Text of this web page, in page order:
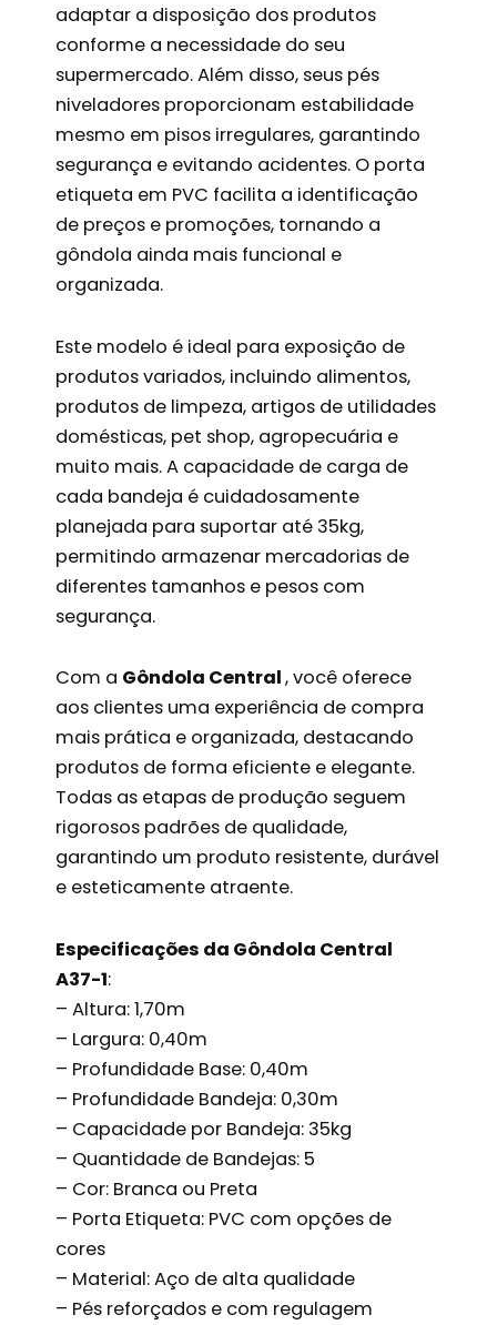
adaptar a disposição dos produtos
conforme a necessidade do seu
supermercado. Além disso, seus pés
niveladores proporcionam estabilidade
mesmo em pisos irregulares, garantindo
segurança e evitando acidentes. O porta
etiqueta em PVC facilita a identificação
de preços e promoções, tornando a
gôndola ainda mais funcional e
organizada.
Este modelo é ideal para exposição de
produtos variados, incluindo alimentos,
produtos de limpeza, artigos de utilidades
domésticas, pet shop, agropecuária e
muito mais. A capacidade de carga de
cada bandeja é cuidadosamente
planejada para suportar até 35kg,
permitindo armazenar mercadorias de
diferentes tamanhos e pesos com
segurança.
Com a Gôndola Central, você oferece
aos clientes uma experiência de compra
mais prática e organizada, destacando
produtos de forma eficiente e elegante.
Todas as etapas de produção seguem
rigorosos padrões de qualidade,
garantindo um produto resistente, durável
e esteticamente atraente.
Especificações da Gôndola Central
A37-1:
– Altura: 1,70m
– Largura: 0,40m
– Profundidade Base: 0,40m
– Profundidade Bandeja: 0,30m
– Capacidade por Bandeja: 35kg
– Quantidade de Bandejas: 5
– Cor: Branca ou Preta
– Porta Etiqueta: PVC com opções de
cores
– Material: Aço de alta qualidade
– Pés reforçados e com regulagem